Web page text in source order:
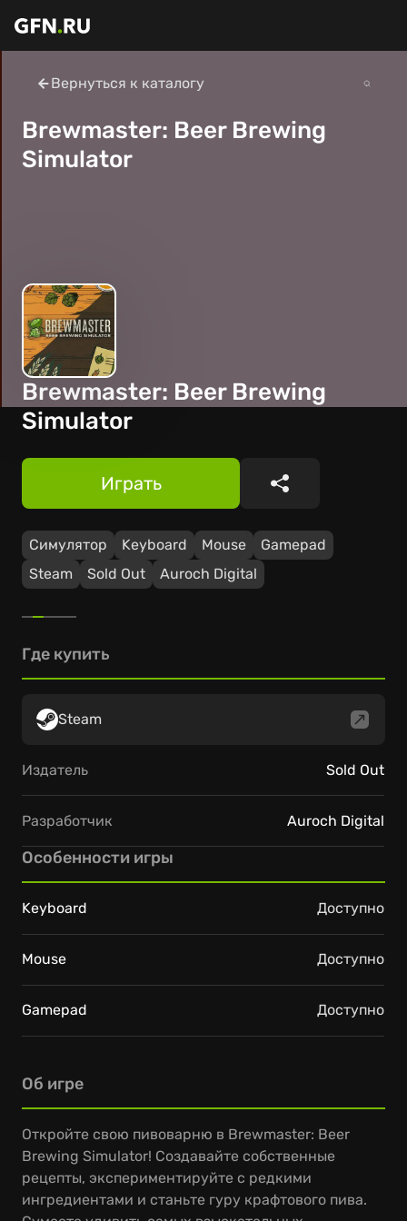
Вернуться к каталогу
Brewmaster: Beer Brewing
Simulator
Brewmaster: Beer Brewing
Simulator
Симулятор Keyboard Mouse
Gamepad
Steam
Sold Out Auroch Digital
Играть Поделиться
Об игре
Откройте свою пивоварню в Brewmaster: Beer
Brewing Simulator! Создавайте собственные
рецепты, экспериментируйте с редкими
ингредиентами и станьте гуру крафтового пива.
Где купить
Steam
Издатель Sold Out
Разработчик Auroch Digital
Особенности игры
Keyboard Доступно
Mouse Доступно
Gamepad Доступно